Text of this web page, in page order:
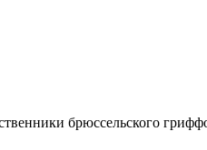
брюссельского